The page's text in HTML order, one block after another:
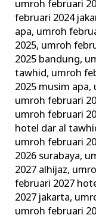
umroh februari
februari 2024
apa, umroh
2025, umroh
2025 bandung,
tawhid, umroh
2025 musim apa,
umroh februari
umroh februari
hotel dar al
umroh februari
2026 surabaya,
2027 alhijaz,
februari 2027
2027 jakarta,
umroh februari